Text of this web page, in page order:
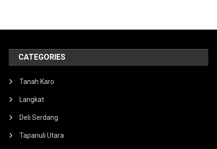
CATEGORIES
Tanah Karo
Langkat
Deli Serdang
Tapanuli Utara